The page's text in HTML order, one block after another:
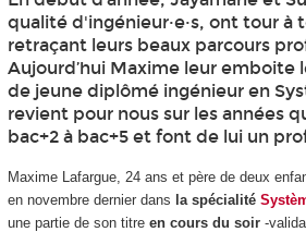
qualité d'ingénieur·e·s, ont tour à
retraçant leurs beaux parcours
Aujourd’hui Maxime leur emboite
de jeune diplômé ingénieur en
revient pour nous sur les années
bac+2 à bac+5 et font de lui un
Maxime Lafargue, 24 ans et père de deux
en novembre dernier dans la spécialité
une partie de son titre en cours du soir-